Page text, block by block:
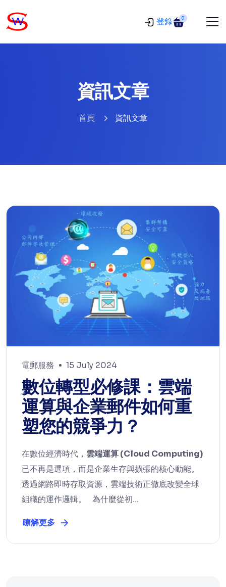
登錄 0
資訊文章
首頁 資訊文章
電郵服務 15 July 2024
數位轉型必修課：雲端
運算與企業郵件如何重
塑您的競爭力？
在數位經濟時代， 雲端運算 (Cloud Computing)
已不再是選項，而是企業生存與擴張的核心動能。
透過網路即時存取資源，雲端技術正徹底改變全球
組織的運作邏輯。 為什麼從初...
瞭解更多